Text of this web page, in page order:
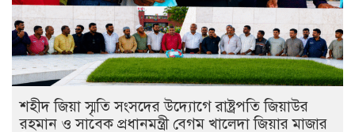
শহীদ জিয়া স্মৃতি সংসদের উদ্যোগে রাষ্ট্রপতি জিয়াউর
রহমান ও সাবেক প্রধানমন্ত্রী বেগম খালেদা জিয়ার মাজার